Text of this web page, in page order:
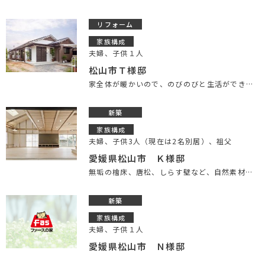
リフォーム
家族構成
夫婦、子供１人
松山市Ｔ様邸
家全体が暖かいので、のびのびと生活ができます。
新築
家族構成
夫婦、子供3人（現在は2名別居）、祖父
愛媛県松山市 Ｋ様邸
無垢の檜床、唐松、しらす壁など、自然素材に癒される毎日です。
新築
家族構成
夫婦、子供１人
愛媛県松山市 Ｎ様邸